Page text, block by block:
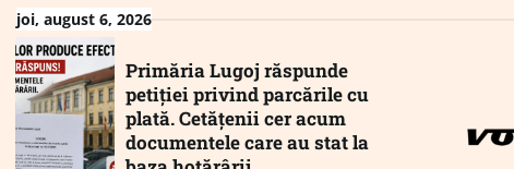
Skip
content
joi, august 6, 2026
Primăria Lugoj răspunde
petiției privind parcările cu
plată. Cetățenii cer acum
documentele care au stat la